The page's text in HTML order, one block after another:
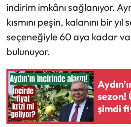
indirim imkânı sağlanıyor.
kısmını peşin, kalanını bir
seçeneğiyle 60 aya kadar
bulunuyor.
sezon!
şimdi